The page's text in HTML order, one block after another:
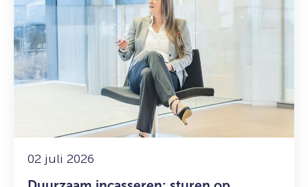
02 juli 2026
over:
Duurzaam
incasseren:
sturen
op
resultaat
impact